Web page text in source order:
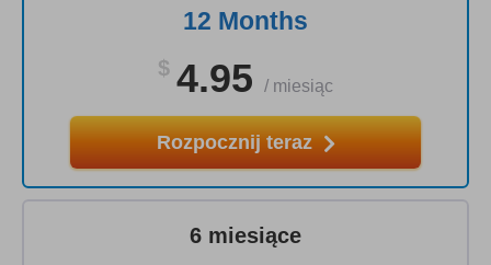
12 Months
$ 4.95 / miesiąc
Rozpocznij teraz
6 miesiące